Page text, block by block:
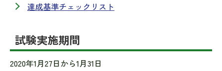
達成基準チェックリスト
試験実施期間
2020年1月27日から1月31日